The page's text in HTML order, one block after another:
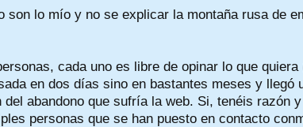
lo mío y no se explicar la montaña rusa de
cada uno es libre de opinar lo que
en dos días sino en bastantes meses y llegó
abandono que sufría la web. Si, tenéis razón
personas que se han puesto en contacto